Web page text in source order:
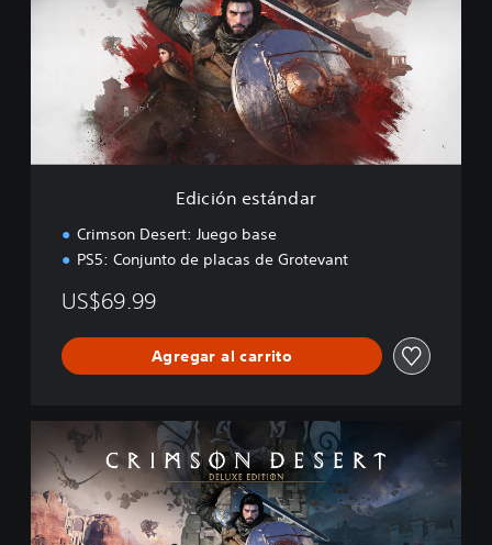
n
Edición estándar
Crimson Desert: Juego base
PS5: Conjunto de placas de Grotevant
US$69.99
Agregar al carrito
c
i
ó